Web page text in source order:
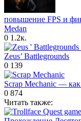
повышение FPS и
Medan
0 1.2к.
Zeus’ Battlegrounds
0 139
Scrap Mechanic — как
0 874
Читать также: